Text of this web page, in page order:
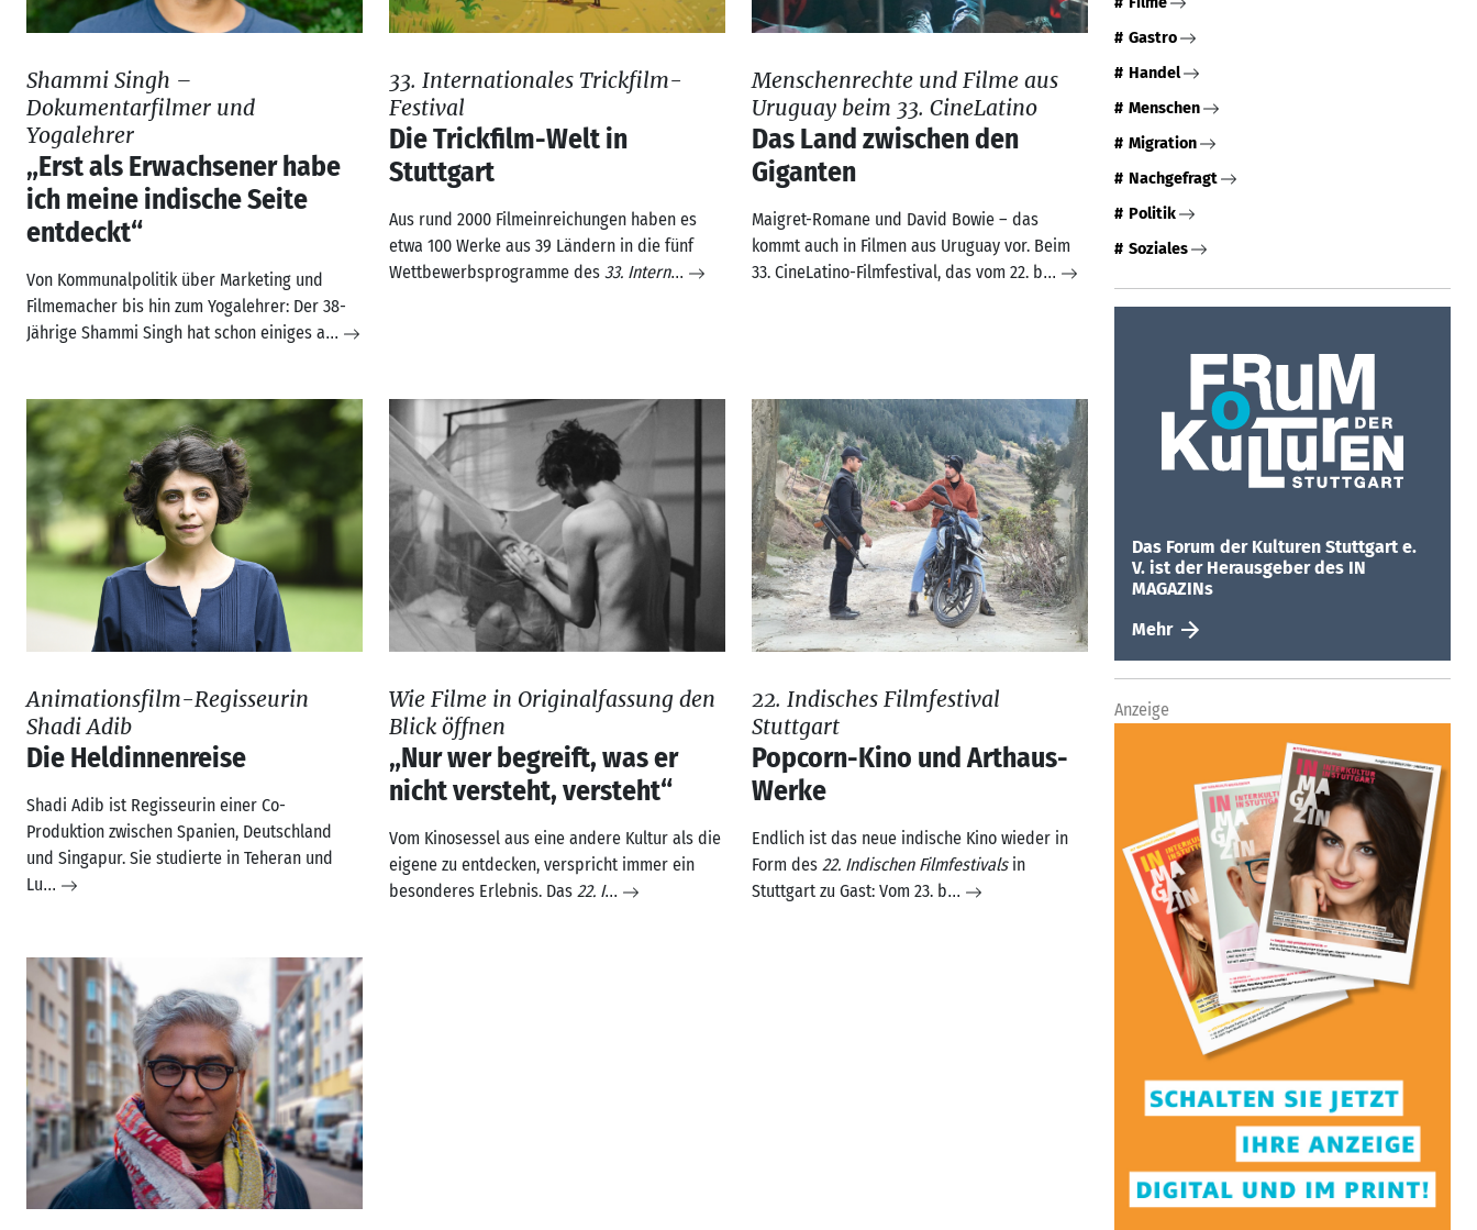
Shammi Singh –
Dokumentarfilmer und
Yogalehrer
„Erst als Erwachsener habe
ich meine indische Seite
entdeckt“
Von Kommunalpolitik über Marketing und
Filmemacher bis hin zum Yogalehrer: Der 38-
Jährige Shammi Singh hat schon einiges a...
33. Internationales Trickfilm-
Festival
Die Trickfilm-Welt in
Stuttgart
Aus rund 2000 Filmeinreichungen haben es
etwa 100 Werke aus 39 Ländern in die fünf
Wettbewerbsprogramme des 33. Intern...
Menschenrechte und Filme aus
Uruguay beim 33. CineLatino
Das Land zwischen den
Giganten
Maigret-Romane und David Bowie – das
kommt auch in Filmen aus Uruguay vor. Beim
33. CineLatino-Filmfestival, das vom 22. b...
Animationsfilm-Regisseurin
Shadi Adib
Die Heldinnenreise
Shadi Adib ist Regisseurin einer Co-
Produktion zwischen Spanien, Deutschland
und Singapur. Sie studierte in Teheran und
Lu...
Wie Filme in Originalfassung den
Blick öffnen
„Nur wer begreift, was er
nicht versteht, versteht“
Vom Kinosessel aus eine andere Kultur als die
eigene zu entdecken, verspricht immer ein
besonderes Erlebnis. Das 22. I...
22. Indisches Filmfestival
Stuttgart
Popcorn-Kino und Arthaus-
Werke
Endlich ist das neue indische Kino wieder in
Form des 22. Indischen Filmfestivalsin
Stuttgart zu Gast: Vom 23. b...
Gastro
Handel
Menschen
Migration
Nachgefragt
Politik
Soziales
Das Forum der Kulturen Stuttgart e.
V. ist der Herausgeber des IN
MAGAZINs
Mehr
Anzeige